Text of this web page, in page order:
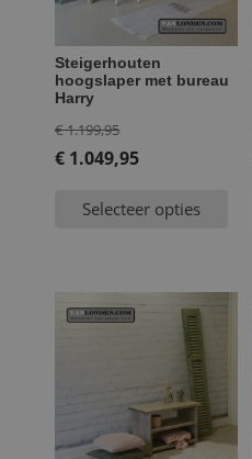
Steigerhouten
hoogslaper met bureau
Harry
€1.199,95Oorspronkelijke
prijs
€ 1.199,95.
€ 1.049,95
prijsSelecteer opties